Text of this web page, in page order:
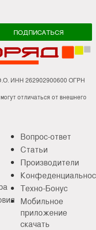
ИНН 262902900600 ОГРН
отличаться от внешнего
Вопрос-ответ
Статьи
Производители
Техно-Бонус
Мобильное
приложение
скачать